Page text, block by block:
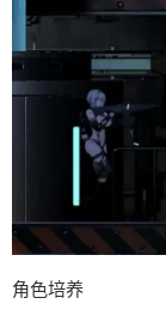
角色培养